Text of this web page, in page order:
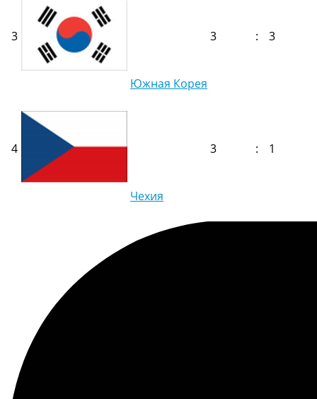
3
Южная Корея
3 : 3
4
Чехия
3 : 1